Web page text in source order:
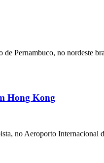
Pernambuco, no nordeste
Hong Kong
no Aeroporto